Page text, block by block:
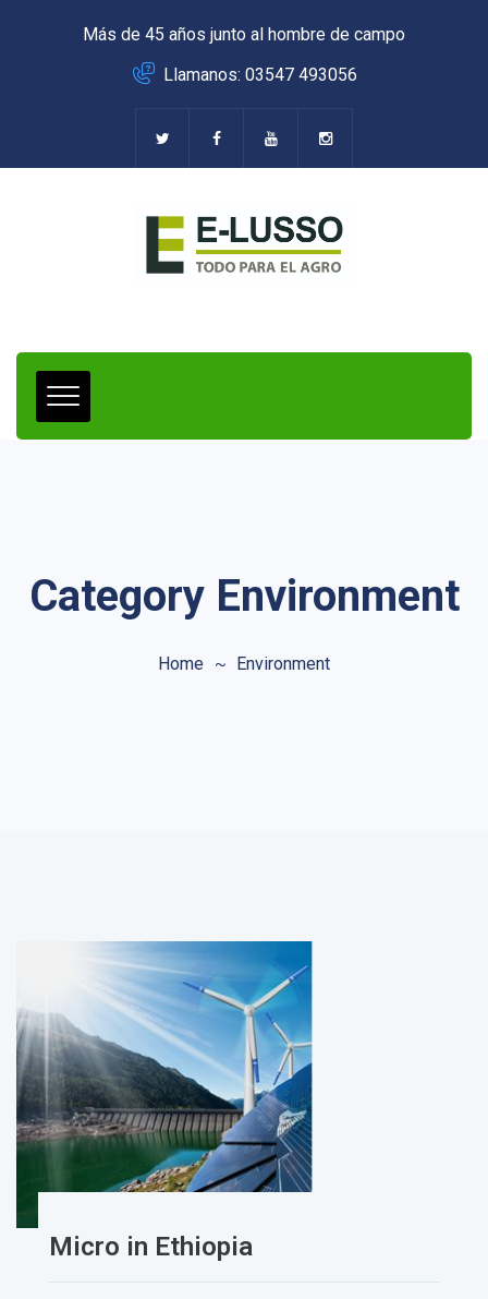
Más de 45 años junto al hombre de campo
Llamanos: 03547 493056
Category Environment
Home Environment
Micro in Ethiopia